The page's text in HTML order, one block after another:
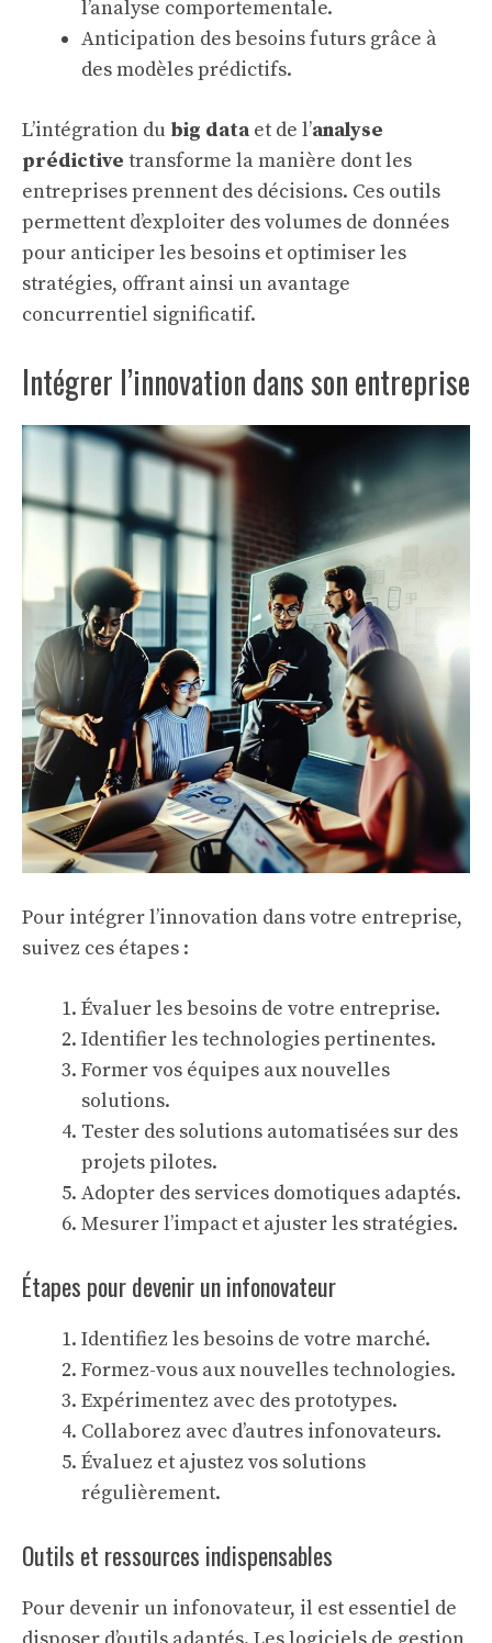
l’analyse comportementale.
Anticipation des besoins futurs grâce à
des modèles prédictifs.
L’intégration du big data et de l’analyse
prédictive transforme la manière dont les
entreprises prennent des décisions. Ces outils
permettent d’exploiter des volumes de données
pour anticiper les besoins et optimiser les
stratégies, offrant ainsi un avantage
concurrentiel significatif.
Intégrer l’innovation dans son entreprise
Pour intégrer l’innovation dans votre entreprise,
suivez ces étapes :
Évaluer les besoins de votre entreprise.
Identifier les technologies pertinentes.
Former vos équipes aux nouvelles
solutions.
Tester des solutions automatisées sur des
projets pilotes.
Adopter des services domotiques adaptés.
Mesurer l’impact et ajuster les stratégies.
Étapes pour devenir un infonovateur
Identifiez les besoins de votre marché.
Formez-vous aux nouvelles technologies.
Expérimentez avec des prototypes.
Collaborez avec d’autres infonovateurs.
Évaluez et ajustez vos solutions
régulièrement.
Outils et ressources indispensables
Pour devenir un infonovateur, il est essentiel de